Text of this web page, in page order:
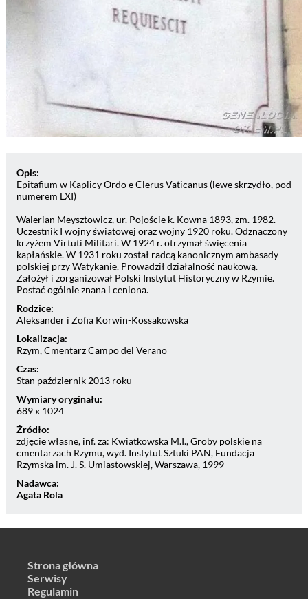
Opis:
Epitafium w Kaplicy Ordo e Clerus Vaticanus (lewe skrzydło, pod
numerem LXI)
Walerian Meysztowicz, ur. Pojoście k. Kowna 1893, zm. 1982.
Uczestnik I wojny światowej oraz wojny 1920 roku. Odznaczony
krzyżem Virtuti Militari. W 1924 r. otrzymał święcenia
kapłańskie. W 1931 roku został radcą kanonicznym ambasady
polskiej przy Watykanie. Prowadził działalność naukową.
Założył i zorganizował Polski Instytut Historyczny w Rzymie.
Postać ogólnie znana i ceniona.
Rodzice:
Aleksander i Zofia Korwin-Kossakowska
Lokalizacja:
Rzym, Cmentarz Campo del Verano
Czas:
Stan październik 2013 roku
Wymiary oryginału:
689 x 1024
Źródło:
zdjęcie własne, inf. za: Kwiatkowska M.I., Groby polskie na
cmentarzach Rzymu, wyd. Instytut Sztuki PAN, Fundacja
Rzymska im. J. S. Umiastowskiej, Warszawa, 1999
Nadawca:
Agata Rola
Strona główna
Serwisy
Regulamin